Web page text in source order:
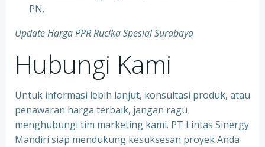
PN.
Update Harga PPR Rucika Spesial Surabaya
Hubungi Kami
Untuk informasi lebih lanjut, konsultasi produk, atau
penawaran harga terbaik, jangan ragu
menghubungi tim marketing kami. PT Lintas Sinergy
Mandiri siap mendukung kesuksesan proyek Anda